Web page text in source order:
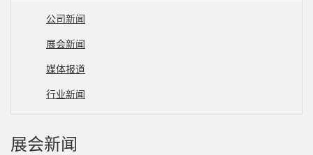
公司新闻
展会新闻
媒体报道
行业新闻
展会新闻